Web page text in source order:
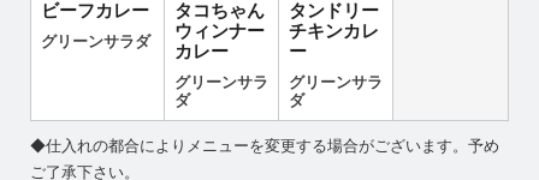
ビーフカレー
グリーンサラダ
タコちゃん
ウィンナー
カレー
グリーンサラ
ダ
タンドリー
チキンカレ
ー
グリーンサラ
ダ
◆仕入れの都合によりメニューを変更する場合がございます。予め
ご了承下さい。